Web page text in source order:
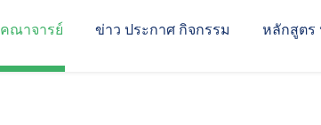
คณาจารย์ ข่าว ประกาศ กิจกรรม หลักสูตร